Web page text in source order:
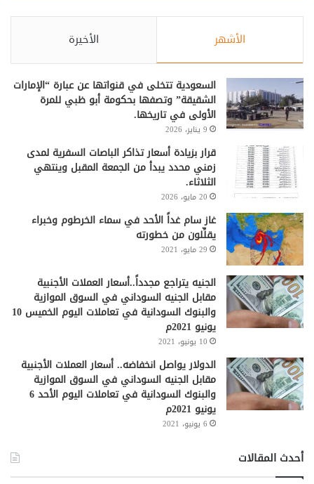
الأشهر الأخيرة
السعودية تتخلى في قنواتها عن عبارة “الإمارات
الشقيقة” وتصفها بحكومة أبو ظبي للمرة
الأولى في تاريخها.
9 يناير، 2026
قرار بزيادة أسعار تذاكر الباصات السفرية لمدى
زمني محدد يبدأ من الجمعة المقبل وينتهي
الثلاثاء.
20 مايو، 2026
غاز سام غداً الأحد في سماء الخرطوم وخبراء
يقلِّلون من خطورته
29 مايو، 2021
الجنيه يتراجع مجدداً..أسعار العملات الأجنبية
مقابل الجنيه السوداني في السوق الموازية
والبنوك السودانية في تعاملات اليوم الخميس 10
يونيو 2021م
10 يونيو، 2021
الدولار يواصل انخفاضه.. أسعار العملات الأجنبية
مقابل الجنيه السوداني في السوق الموازية
والبنوك السودانية في تعاملات اليوم الأحد 6
يونيو 2021م
6 يونيو، 2021
أحدث المقالات